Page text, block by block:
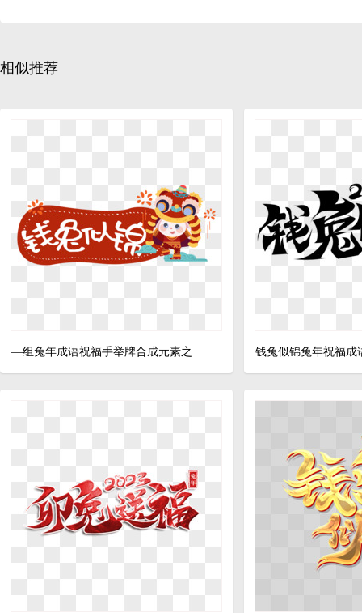
相似推荐
—组兔年成语祝福手举牌合成元素之钱兔似锦 钱兔似锦兔年祝福成